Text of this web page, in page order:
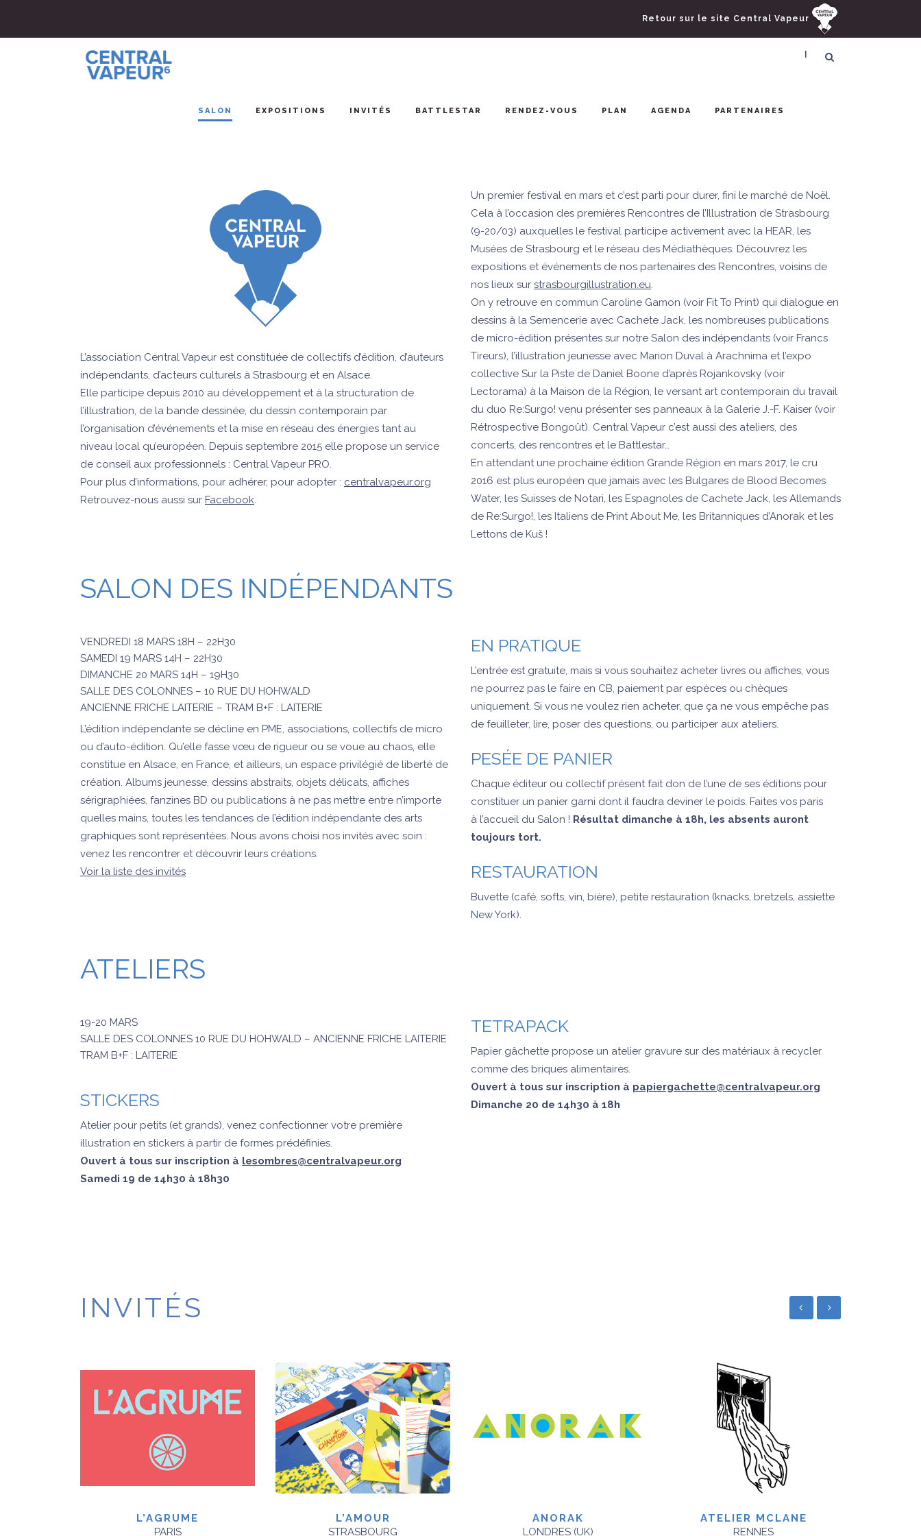
Retour sur le site Central Vapeur
SALON EXPOSITIONS INVITÉS BATTLESTAR RENDEZ-VOUS PLAN AGENDA PARTENAIRES
L’association Central Vapeur est constituée de collectifs d’édition, d’auteurs
indépendants, d’acteurs culturels à Strasbourg et en Alsace.
Elle participe depuis 2010 au développement et à la structuration de
l’illustration, de la bande dessinée, du dessin contemporain par
l’organisation d’événements et la mise en réseau des énergies tant au
niveau local qu’européen. Depuis septembre 2015 elle propose un service
de conseil aux professionnels : Central Vapeur PRO.
Pour plus d’informations, pour adhérer, pour adopter : centralvapeur.org
Retrouvez-nous aussi sur Facebook
Un premier festival en mars et c’est parti pour durer, fini le marché de Noël.
Cela à l’occasion des premières Rencontres de l’Illustration de Strasbourg
(9-20/03) auxquelles le festival participe activement avec la HEAR, les
Musées de Strasbourg et le réseau des Médiathèques. Découvrez les
expositions et événements de nos partenaires des Rencontres, voisins de
nos lieux sur strasbourgillustration.eu
On y retrouve en commun Caroline Gamon (voir Fit To Print) qui dialogue en
dessins à la Semencerie avec Cachete Jack, les nombreuses publications
de micro-édition présentes sur notre Salon des indépendants (voir Francs
Tireurs), l’illustration jeunesse avec Marion Duval à Arachnima et l’expo
collective Sur la Piste de Daniel Boone d’après Rojankovsky (voir
Lectorama) à la Maison de la Région, le versant art contemporain du travail
du duo Re:Surgo! venu présenter ses panneaux à la Galerie J.-F. Kaiser (voir
Rétrospective Bongoût). Central Vapeur c’est aussi des ateliers, des
concerts, des rencontres et le Battlestar…
En attendant une prochaine édition Grande Région en mars 2017, le cru
2016 est plus européen que jamais avec les Bulgares de Blood Becomes
Water, les Suisses de Notari, les Espagnoles de Cachete Jack, les Allemands
de Re:Surgo!, les Italiens de Print About Me, les Britanniques d’Anorak et les
Lettons de Kuš !
SALON DES INDÉPENDANTS
VENDREDI 18 MARS 18H – 22H30
SAMEDI 19 MARS 14H – 22H30
DIMANCHE 20 MARS 14H – 19H30
SALLE DES COLONNES – 10 RUE DU HOHWALD
ANCIENNE FRICHE LAITERIE – TRAM B+F : LAITERIE
L’édition indépendante se décline en PME, associations, collectifs de micro
ou d’auto-édition. Qu’elle fasse vœu de rigueur ou se voue au chaos, elle
constitue en Alsace, en France, et ailleurs, un espace privilégié de liberté de
création. Albums jeunesse, dessins abstraits, objets délicats, affiches
sérigraphiées, fanzines BD ou publications à ne pas mettre entre n’importe
quelles mains, toutes les tendances de l’édition indépendante des arts
graphiques sont représentées. Nous avons choisi nos invités avec soin :
venez les rencontrer et découvrir leurs créations.
Voir la liste des invités
EN PRATIQUE
L’entrée est gratuite, mais si vous souhaitez acheter livres ou affiches, vous
ne pourrez pas le faire en CB, paiement par espèces ou chèques
uniquement. Si vous ne voulez rien acheter, que ça ne vous empêche pas
de feuilleter, lire, poser des questions, ou participer aux ateliers.
PESÉE DE PANIER
Chaque éditeur ou collectif présent fait don de l’une de ses éditions pour
constituer un panier garni dont il faudra deviner le poids. Faites vos paris
à l’accueil du Salon ! Résultat dimanche à 18h, les absents auront
toujours tort.
RESTAURATION
Buvette (café, softs, vin, bière), petite restauration (knacks, bretzels, assiette
New York).
ATELIERS
19-20 MARS
SALLE DES COLONNES 10 RUE DU HOHWALD – ANCIENNE FRICHE LAITERIE
TRAM B+F : LAITERIE
STICKERS
Atelier pour petits (et grands), venez confectionner votre première
illustration en stickers à partir de formes prédéfinies.
Ouvert à tous sur inscription à lesombres@centralvapeur.org
Samedi 19 de 14h30 à 18h30
TETRAPACK
Papier gâchette propose un atelier gravure sur des matériaux à recycler
comme des briques alimentaires.
Ouvert à tous sur inscription à papiergachette@centralvapeur.org
Dimanche 20 de 14h30 à 18h
INVITÉS
L’AGRUME
PARIS
L’AMOUR
STRASBOURG
ANORAK
LONDRES (UK)
ATELIER MCLANE
RENNES